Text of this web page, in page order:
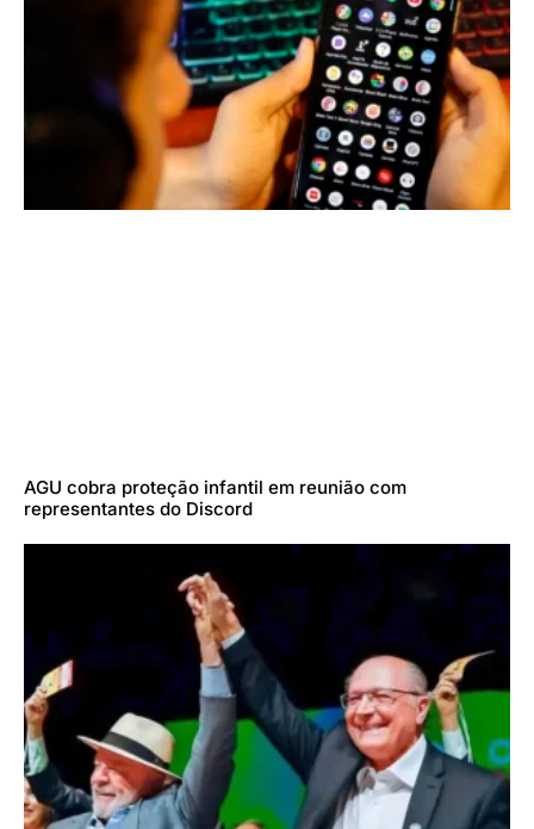
AGU cobra proteção infantil em reunião com
representantes do Discord